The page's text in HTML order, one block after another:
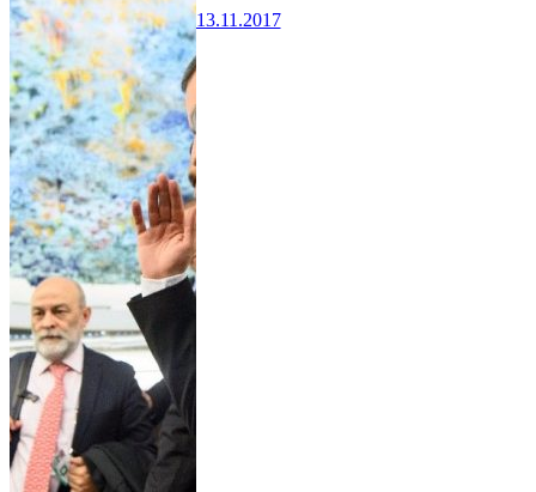
13.11.2017